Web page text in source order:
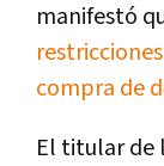
manifestó
compra de
El titular de